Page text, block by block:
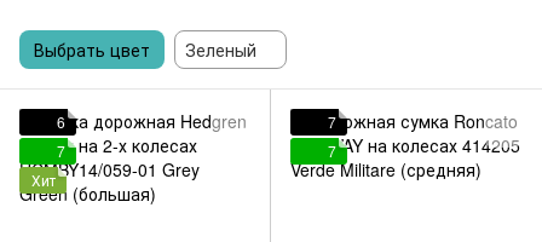
Выбрать цвет Зеленый
6
7
Хит
7
7